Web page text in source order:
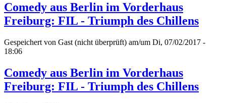
Comedy aus Berlin im Vorderhaus
Freiburg: FIL - Triumph des Chillens
Gespeichert von Gast (nicht überprüft) am/um Di, 07/02/2017 -
18:06
Comedy aus Berlin im Vorderhaus
Freiburg: FIL - Triumph des Chillens